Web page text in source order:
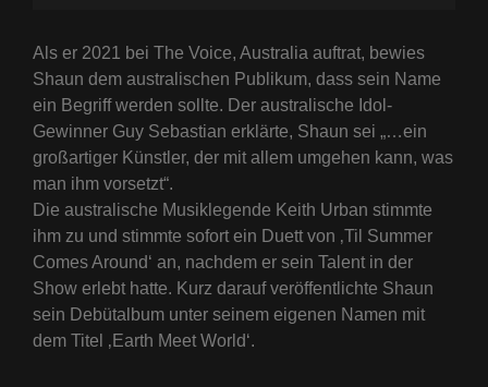
Als er 2021 bei The Voice, Australia auftrat, bewies
Shaun dem australischen Publikum, dass sein Name
ein Begriff werden sollte. Der australische Idol-
Gewinner Guy Sebastian erklärte, Shaun sei „…ein
großartiger Künstler, der mit allem umgehen kann, was
man ihm vorsetzt“.
Die australische Musiklegende Keith Urban stimmte
ihm zu und stimmte sofort ein Duett von ‚Til Summer
Comes Around‘ an, nachdem er sein Talent in der
Show erlebt hatte. Kurz darauf veröffentlichte Shaun
sein Debütalbum unter seinem eigenen Namen mit
dem Titel ‚Earth Meet World‘.